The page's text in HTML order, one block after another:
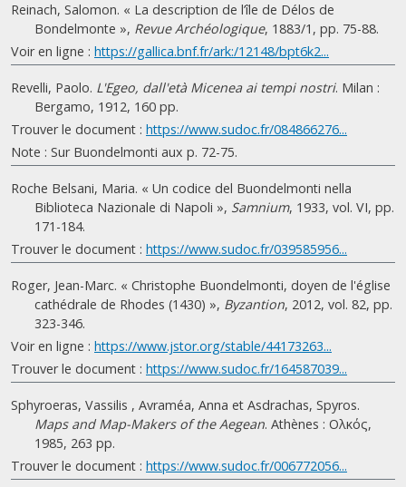
Reinach, Salomon. « La description de l’île de Délos de
Bondelmonte », Revue Archéologique, 1883/1, pp. 75-88.
Voir en ligne : https://gallica.bnf.fr/ark:/12148/bpt6k2...
Revelli, Paolo. L'Egeo, dall'età Micenea ai tempi nostri. Milan :
Bergamo, 1912, 160 pp.
Trouver le document : https://www.sudoc.fr/084866276...
Note : Sur Buondelmonti aux p. 72-75.
Roche Belsani, Maria. « Un codice del Buondelmonti nella
Biblioteca Nazionale di Napoli », Samnium, 1933, vol. VI, pp.
171-184.
Trouver le document : https://www.sudoc.fr/039585956...
Roger, Jean-Marc. « Christophe Buondelmonti, doyen de l'église
cathédrale de Rhodes (1430) », Byzantion, 2012, vol. 82, pp.
323-346.
Voir en ligne : https://www.jstor.org/stable/44173263...
Trouver le document : https://www.sudoc.fr/164587039...
Sphyroeras, Vassilis , Avraméa, Anna et Asdrachas, Spyros.
Maps and Map-Makers of the Aegean. Athènes : Ολκός,
1985, 263 pp.
Trouver le document : https://www.sudoc.fr/006772056...